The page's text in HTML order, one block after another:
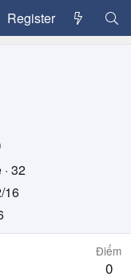
Register
· 32
16
Điểm
0